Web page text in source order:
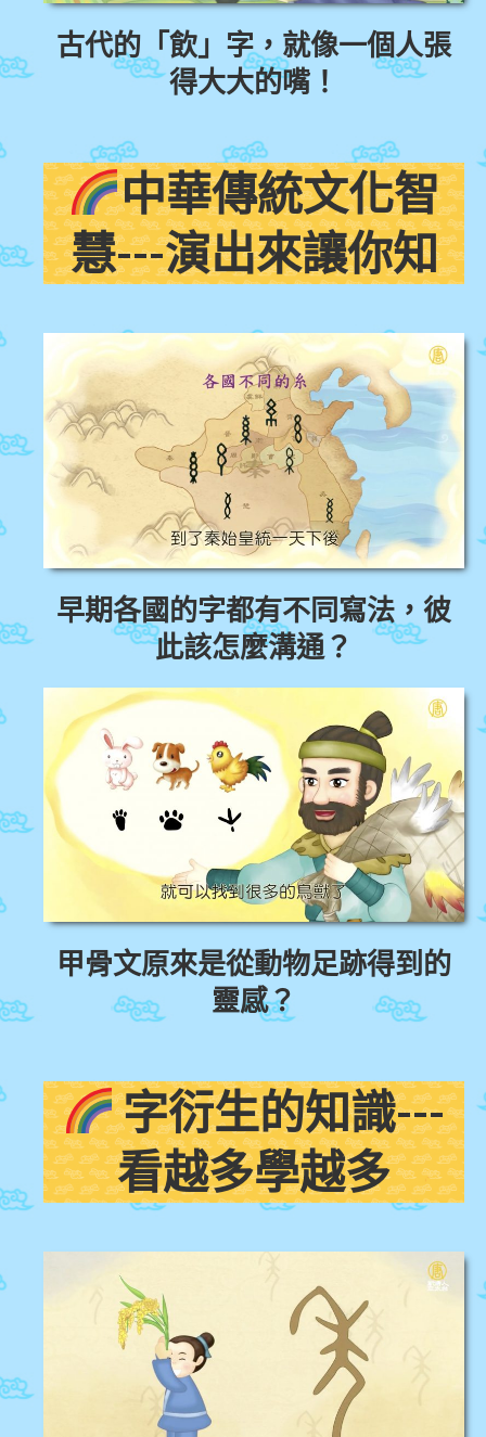
古代的「飲」字，就像一個人張
得大大的嘴！
中華傳統文化智
慧---演出來讓你知
早期各國的字都有不同寫法，彼
此該怎麼溝通？
甲骨文原來是從動物足跡得到的
靈感？
字衍生的知識---
看越多學越多